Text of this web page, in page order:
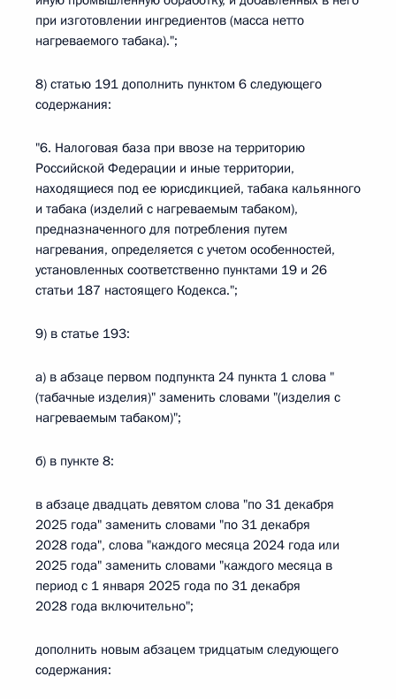
при изготовлении ингредиентов (масса нетто
нагреваемого табака).";
8) статью 191 дополнить пунктом 6 следующего
содержания:
"6. Налоговая база при ввозе на территорию
Российской Федерации и иные территории,
находящиеся под ее юрисдикцией, табака кальянного
и табака (изделий с нагреваемым табаком),
предназначенного для потребления путем
нагревания, определяется с учетом особенностей,
установленных соответственно пунктами 19 и 26
статьи 187 настоящего Кодекса.";
9) в статье 193:
а) в абзаце первом подпункта 24 пункта 1 слова "
(табачные изделия)" заменить словами "(изделия с
нагреваемым табаком)";
б) в пункте 8:
в абзаце двадцать девятом слова "по 31 декабря
2025 года" заменить словами "по 31 декабря
2028 года", слова "каждого месяца 2024 года или
2025 года" заменить словами "каждого месяца в
период с 1 января 2025 года по 31 декабря
2028 года включительно";
дополнить новым абзацем тридцатым следующего
содержания: